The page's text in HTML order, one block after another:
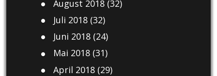
August 2018(32)
Juli 2018(32)
Juni 2018(24)
Mai 2018(31)
April 2018(29)